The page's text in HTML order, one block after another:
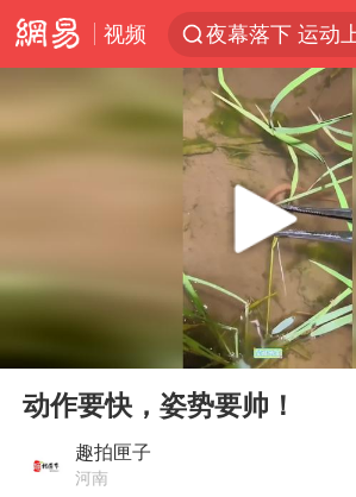
视频
夜幕落下 运动
改名后的“青海
男子结婚8年3
“空调24小时开
“不建议大家买
Play
动作要快，姿势要帅！
趣拍匣子
河南